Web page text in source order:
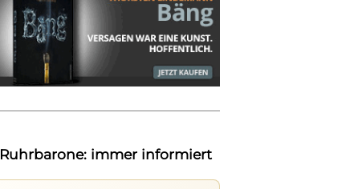
Ruhrbarone: immer informiert